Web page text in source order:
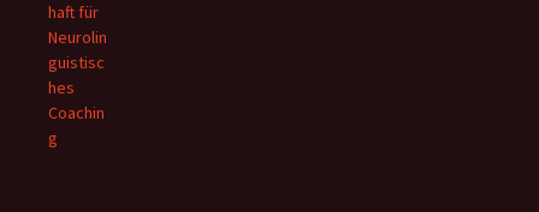
haft für
Neurolin
guistisc
hes
Coachin
g